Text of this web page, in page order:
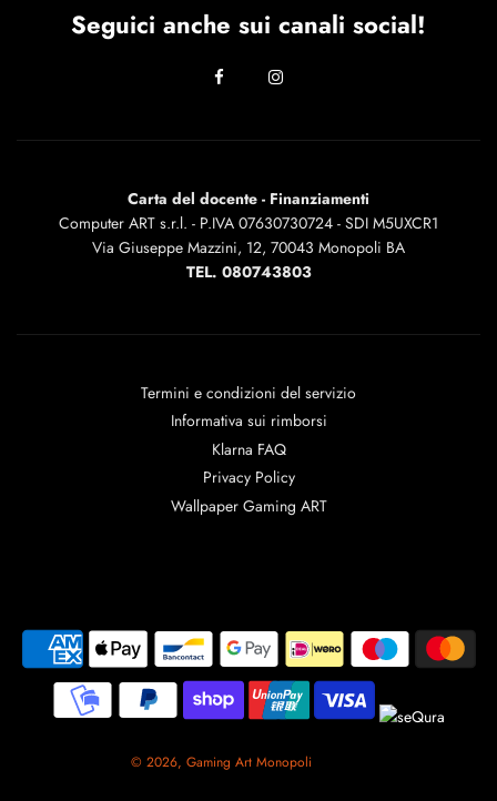
Seguici anche sui canali social!
Carta del docente - Finanziamenti
Computer ART s.r.l. - P.IVA 07630730724 - SDI M5UXCR1
Via Giuseppe Mazzini, 12, 70043 Monopoli BA
TEL. 080743803
Termini e condizioni del servizio
Informativa sui rimborsi
Klarna FAQ
Privacy Policy
Wallpaper Gaming ART
© 2026, Gaming Art Monopoli